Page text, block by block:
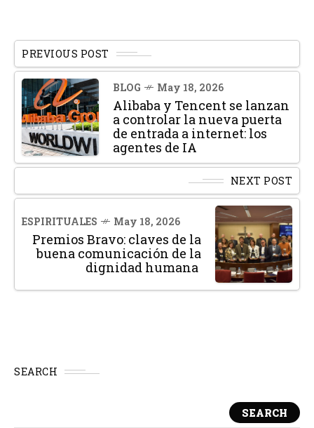
PREVIOUS POST
BLOG May 18, 2026
Alibaba y Tencent se lanzan
a controlar la nueva puerta
de entrada a internet: los
agentes de IA
NEXT POST
ESPIRITUALES May 18, 2026
Premios Bravo: claves de la
buena comunicación de la
dignidad humana
SEARCH
SEARCH